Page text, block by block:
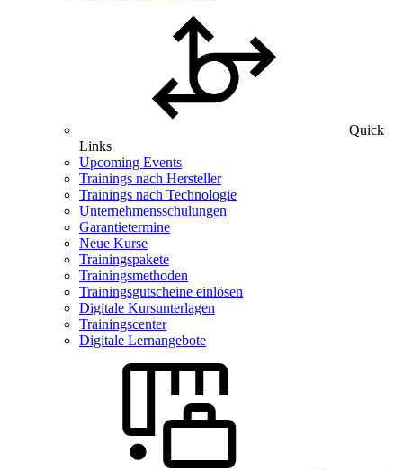
Quick
Links
Upcoming Events
Trainings nach Hersteller
Trainings nach Technologie
Unternehmensschulungen
Garantietermine
Neue Kurse
Trainingspakete
Trainingsmethoden
Trainingsgutscheine einlösen
Digitale Kursunterlagen
Trainingscenter
Digitale Lernangebote